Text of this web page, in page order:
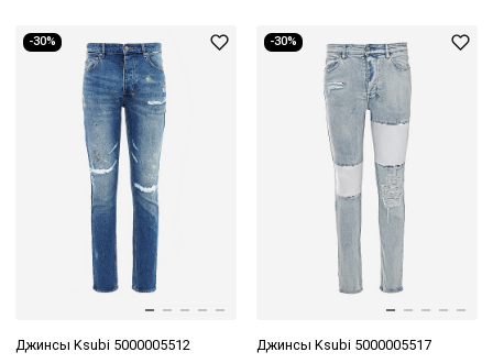
-30%
Джинсы Ksubi 5000005512
-30%
Джинсы Ksubi 5000005517